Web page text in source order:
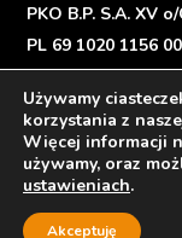
PKO B.P. S.A. XV
PL 69 1020 1156
Polityka
Używamy
korzystania z
Więcej informacji
używamy, oraz
ustawieniach.
Akceptuję